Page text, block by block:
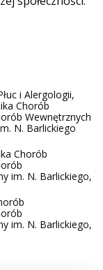
i Alergologii,
Chorób
Wewnętrznych
N. Barlickiego
Chorób
im. N. Barlickiego,
im. N. Barlickiego,